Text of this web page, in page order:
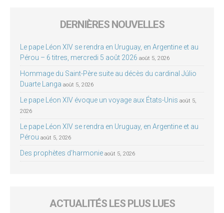
DERNIÈRES NOUVELLES
Le pape Léon XIV se rendra en Uruguay, en Argentine et au
Pérou – 6 titres, mercredi 5 août 2026 août 5, 2026
Hommage du Saint-Père suite au décès du cardinal Júlio
Duarte Langa août 5, 2026
Le pape Léon XIV évoque un voyage aux États-Unis août 5,
2026
Le pape Léon XIV se rendra en Uruguay, en Argentine et au
Pérou août 5, 2026
Des prophètes d’harmonie août 5, 2026
ACTUALITÉS LES PLUS LUES